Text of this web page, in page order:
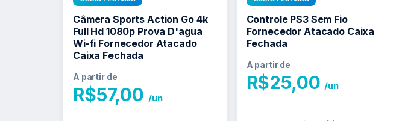
Câmera Sports Action Go 4k
Full Hd 1080p Prova D'agua
Wi-fi Fornecedor Atacado
Caixa Fechada
A partir de
R$57,00 /un
Controle PS3 Sem Fio
Fornecedor Atacado Caixa
Fechada
A partir de
R$25,00 /un